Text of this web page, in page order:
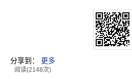
分享到： 更多
阅读(2148次)